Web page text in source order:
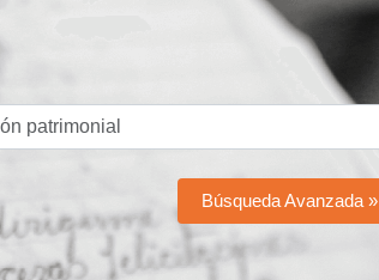
Búsqueda Avanzada »